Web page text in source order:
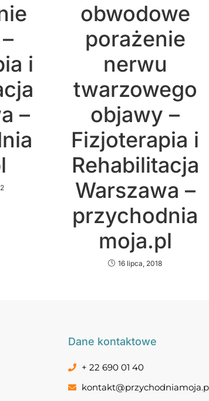
i
–
obwodowe
porażenie
nerwu
twarzowego
objawy –
Fizjoterapia i
Rehabilitacja
Warszawa –
przychodnia
moja.pl
16 lipca, 2018
Dane kontaktowe
+ 22 690 01 40